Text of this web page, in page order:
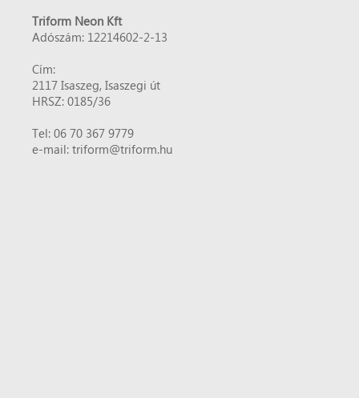
Triform Neon Kft
Adószám: 12214602-2-13
Cím:
2117 Isaszeg, Isaszegi út
HRSZ: 0185/36
Tel: 06 70 367 9779
e-mail: triform@triform.hu